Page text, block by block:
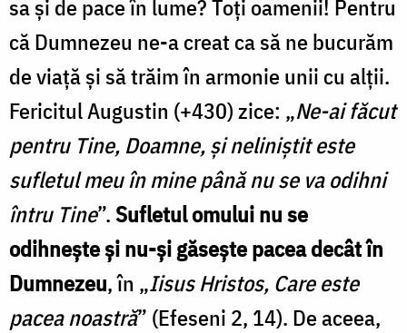
sa și de pace în lume? Toți oamenii! Pentru
că Dumnezeu ne-a creat ca să ne bucurăm
de viață și să trăim în armonie unii cu alții.
Fericitul Augustin (+430) zice: „Ne-ai făcut
pentru Tine, Doamne, și neliniștit este
sufletul meu în mine până nu se va odihni
întru Tine”.Sufletul omului nu se
odihnește și nu-și găsește pacea decât în
Dumnezeu, în „Iisus Hristos, Care este
pacea noastră” (Efeseni 2, 14). De aceea,